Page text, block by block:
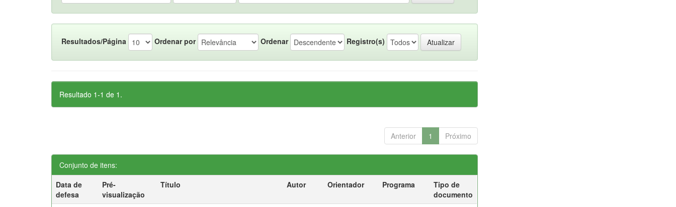
Resultados/Página Ordenar por Ordenar Registro(s)
Resultado 1-1 de 1.
Anterior 1 Próximo
Conjunto de itens:
Data de
defesa
Pré-
visualização
Título Autor Orientador Programa
Tipo de
documento